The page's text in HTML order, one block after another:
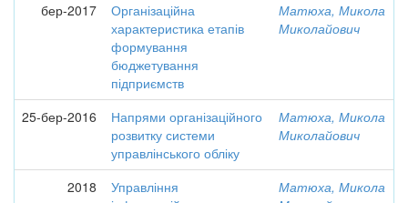
бер-2017
Організаційна
характеристика етапів
формування
бюджетування
підприємств
Матюха, Микола
Миколайович
25-бер-2016
Напрями організаційного
розвитку системи
управлінського обліку
Матюха, Микола
Миколайович
2018
Управління
Матюха, Микола